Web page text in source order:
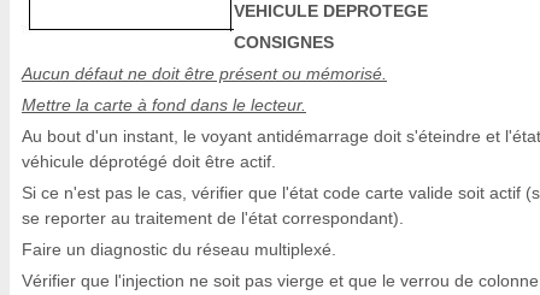
VEHICULE DEPROTEGE
CONSIGNES
Aucun défaut ne doit être présent ou mémorisé.
Mettre la carte à fond dans le lecteur.
Au bout d'un instant, le voyant antidémarrage doit s'éteindre et l'état
véhicule déprotégé doit être actif.
Si ce n'est pas le cas, vérifier que l'état code carte valide soit actif
se reporter au traitement de l'état correspondant).
Faire un diagnostic du réseau multiplexé.
Vérifier que l'injection ne soit pas vierge et que le verrou de